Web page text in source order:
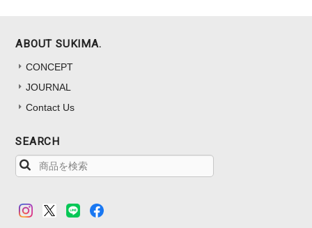
ABOUT SUKIMA.
CONCEPT
JOURNAL
Contact Us
SEARCH